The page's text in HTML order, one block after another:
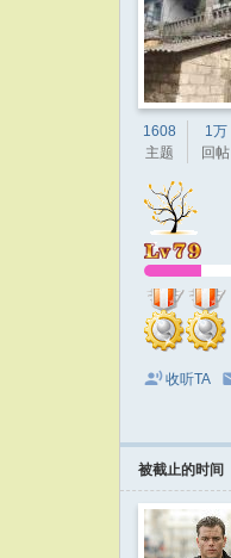
1608
主题
1万
回帖
收听TA
被截止的时间